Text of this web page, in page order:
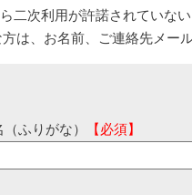
二次利用が許諾されていな
は、お名前、ご連絡先メー
ふりがな） 【必須】